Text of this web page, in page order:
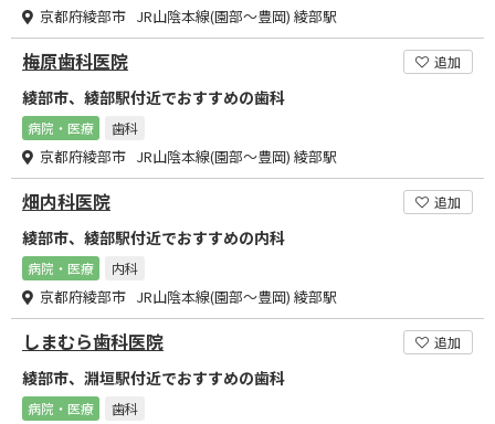
京都府綾部市 JR山陰本線(園部～豊岡) 綾部駅
梅原歯科医院 追加
綾部市、綾部駅付近でおすすめの歯科
病院・医療 歯科
京都府綾部市 JR山陰本線(園部～豊岡) 綾部駅
畑内科医院 追加
綾部市、綾部駅付近でおすすめの内科
病院・医療 内科
京都府綾部市 JR山陰本線(園部～豊岡) 綾部駅
しまむら歯科医院 追加
綾部市、淵垣駅付近でおすすめの歯科
病院・医療 歯科